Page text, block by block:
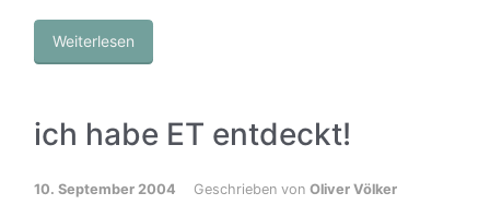
Weiterlesen
ich habe ET entdeckt!
10. September 2004 Geschrieben von Oliver Völker